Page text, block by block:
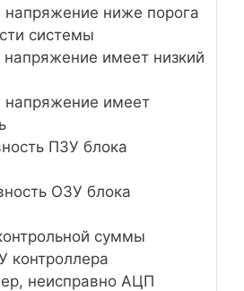
напряжение ниже порога
системы
имеет низкий
напряжение имеет
ПЗУ блока
ОЗУ блока
суммы
контроллера
неисправно АЦП